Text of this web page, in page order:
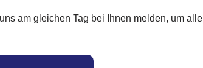
am gleichen Tag bei Ihnen melden, um alle